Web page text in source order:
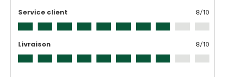
Service client 8/10
Livraison 8/10